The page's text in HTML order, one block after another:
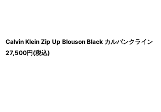
Calvin Klein Zip Up Blouson Black カルバンクライン
27,500円(税込)